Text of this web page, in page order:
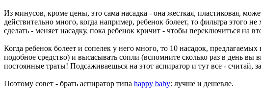
Из минусов, кроме цены, это сама насадка - она жесткая, пластиковая,
действительно много, когда например, ребенок болеет, то фильтра этого
сделать - меняет насадку, пока ребенок кричит - чтобы переключиться на
Когда ребенок болеет и сопелек у него много, то 10 насадок,
подобное средство) и высасывать сопли (вспомните сколько раз в день вы
постоянные траты! Подсаживаешься на этот аспиратор и тут все -
Поэтому совет - брать аспиратор типа happy baby: лучше и дешевле.